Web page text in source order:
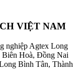
VIỆT NAM
nghiệp Agtex Long
Biên Hoà, Đồng Nai
Bình Tân, Thành